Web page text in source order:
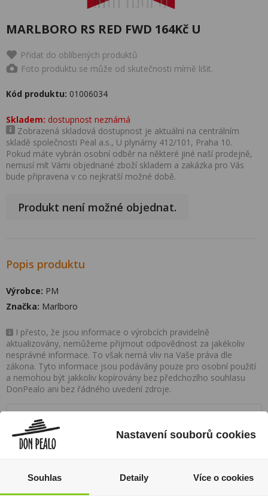
MARLBORO RS RED FWD 164Kč U
Přidat do oblíbených produktů
Foto produktu se může od skutečnosti mírně lišit.
Kód produktu: 01006034
Skladem: dostupnost neznámá
Zobrazená skladová dostupnost je aktuální na centrálním
skladě společnosti Peal a.s., U plynárny 412/101, Praha 10.
Pokud máte vybrán osobní odběr na některé jiné naší prodejně,
nemusí mít Vámi objednané zboží skladem a zakázka pro Vás
bude připravena v co nejkratší možné době.
Produkt není možné objednat.
Popis produktu
Výrobce: PM
Značka: Marlboro
I přesto, že jsou informace o výrobcích pravidelně
aktualizovány, nemůžeme přijmout odpovědnost za jakékoliv
nesprávné informace. To však nemá vliv na Vaše práva dle
zákona. Tyto informace jsou podávány pouze pro osobní použití
a nemohou být jakkoliv kopírovány bez předchozího souhlasu
DonPealo ani bez řádného uvedení zdroje.
+420 725 744 315
denně 6:00 – 15:30 hod
Nastavení souborů cookies
Souhlas Detaily Více o cookies